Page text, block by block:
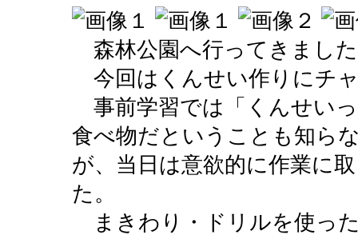
森林公園へ行ってきまし
今回はくんせい作りにチ
事前学習では「くんせい
食べ物だということも知ら
が、当日は意欲的に作業に
た。
まきわり・ドリルを使っ